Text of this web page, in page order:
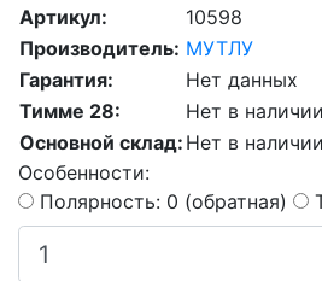
Артикул:
10598
Производитель: МУТЛУ
Гарантия:
Нет данных
Тимме 28:
Нет в наличии
Основной склад: Нет в наличии
Особенности:
Полярность: 0 (обратная)